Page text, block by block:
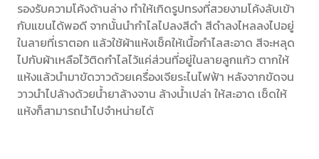
รองรับความโค้งด้านล่าง ทำให้เกิดรูปทรงที่สวยงามโค้งลับเข้า
กับแขนได้พอดี จากนั้นนำกำไลไปลงสีดำ สีดำลงไหลลงไปอยู่
ในลายที่เราตอก แล้วใช้ผ้าแห้งเช็คให้เนื้อกำไลสะอาด สีจะหลุด
ไปกับผ้าเหลือไว้ติดกำไลไว้แค่ส่วนที่อยู่ในลายลูกแก้ว ตากให้
แห้งแล้วนำมาขัดวาวด้วยเครื่องเจียระไนไฟฟ้า หลังจากขัดจน
วาวนำไปล้างด้วยน้ำยาล้างจาน ล้างน้ำเปล่า ให้สะอาด เช็ดให้
แห้งก็สามารถนำไปจำหน่ายได้